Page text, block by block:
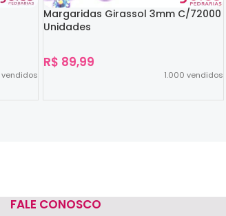
vendidos
Margaridas Girassol 3mm C/72000
Unidades
R$ 89,99
1.000 vendidos
FALE CONOSCO